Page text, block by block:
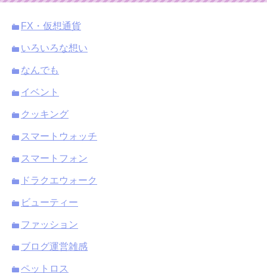
FX・仮想通貨
いろいろな想い
なんでも
イベント
クッキング
スマートウォッチ
スマートフォン
ドラクエウォーク
ビューティー
ファッション
ブログ運営雑感
ペットロス